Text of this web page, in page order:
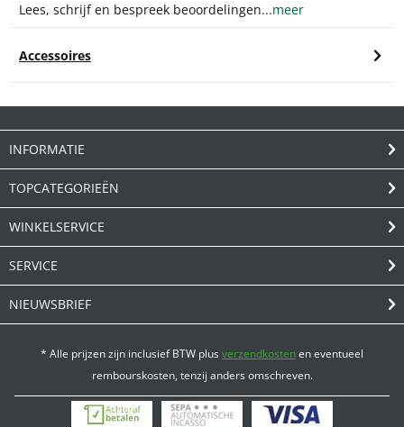
Lees, schrijf en bespreek beoordelingen...meer
Accessoires
INFORMATIE
TOPCATEGORIEËN
WINKELSERVICE
SERVICE
NIEUWSBRIEF
* Alle prijzen zijn inclusief BTW plusverzendkostenen eventueel
rembourskosten, tenzij anders omschreven.